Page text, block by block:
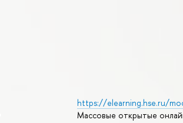
https://elearning.hse.ru/
Массовые открытые